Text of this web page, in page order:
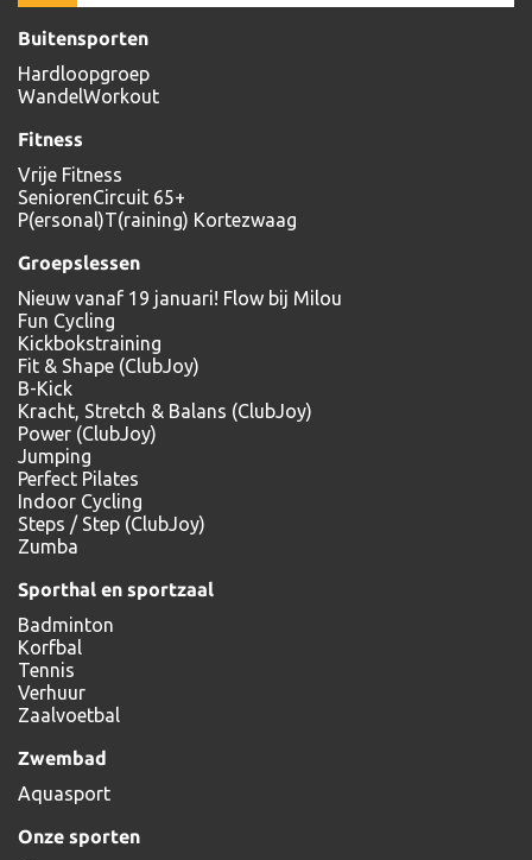
Buitensporten
Hardloopgroep
WandelWorkout
Fitness
Vrije Fitness
SeniorenCircuit 65+
P(ersonal)T(raining) Kortezwaag
Groepslessen
Nieuw vanaf 19 januari! Flow bij Milou
Fun Cycling
Kickbokstraining
Fit & Shape (ClubJoy)
B-Kick
Kracht, Stretch & Balans (ClubJoy)
Power (ClubJoy)
Jumping
Perfect Pilates
Indoor Cycling
Steps / Step (ClubJoy)
Zumba
Sporthal en sportzaal
Badminton
Korfbal
Tennis
Verhuur
Zaalvoetbal
Zwembad
Aquasport
Onze sporten